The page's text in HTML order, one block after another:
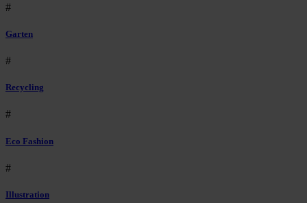
#
Garten
#
Recycling
#
Eco Fashion
#
Illustration